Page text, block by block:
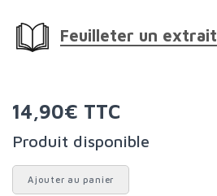
Feuilleter un extrait
14,90€ TTC
Produit disponible
Ajouter au panier